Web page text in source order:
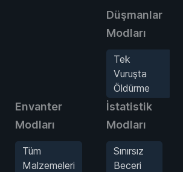
Düşmanlar
Modları
Tek
Vuruşta
Öldürme
Envanter
Modları
Tüm
Malzemeleri
İstatistik
Modları
Sınırsız
Beceri